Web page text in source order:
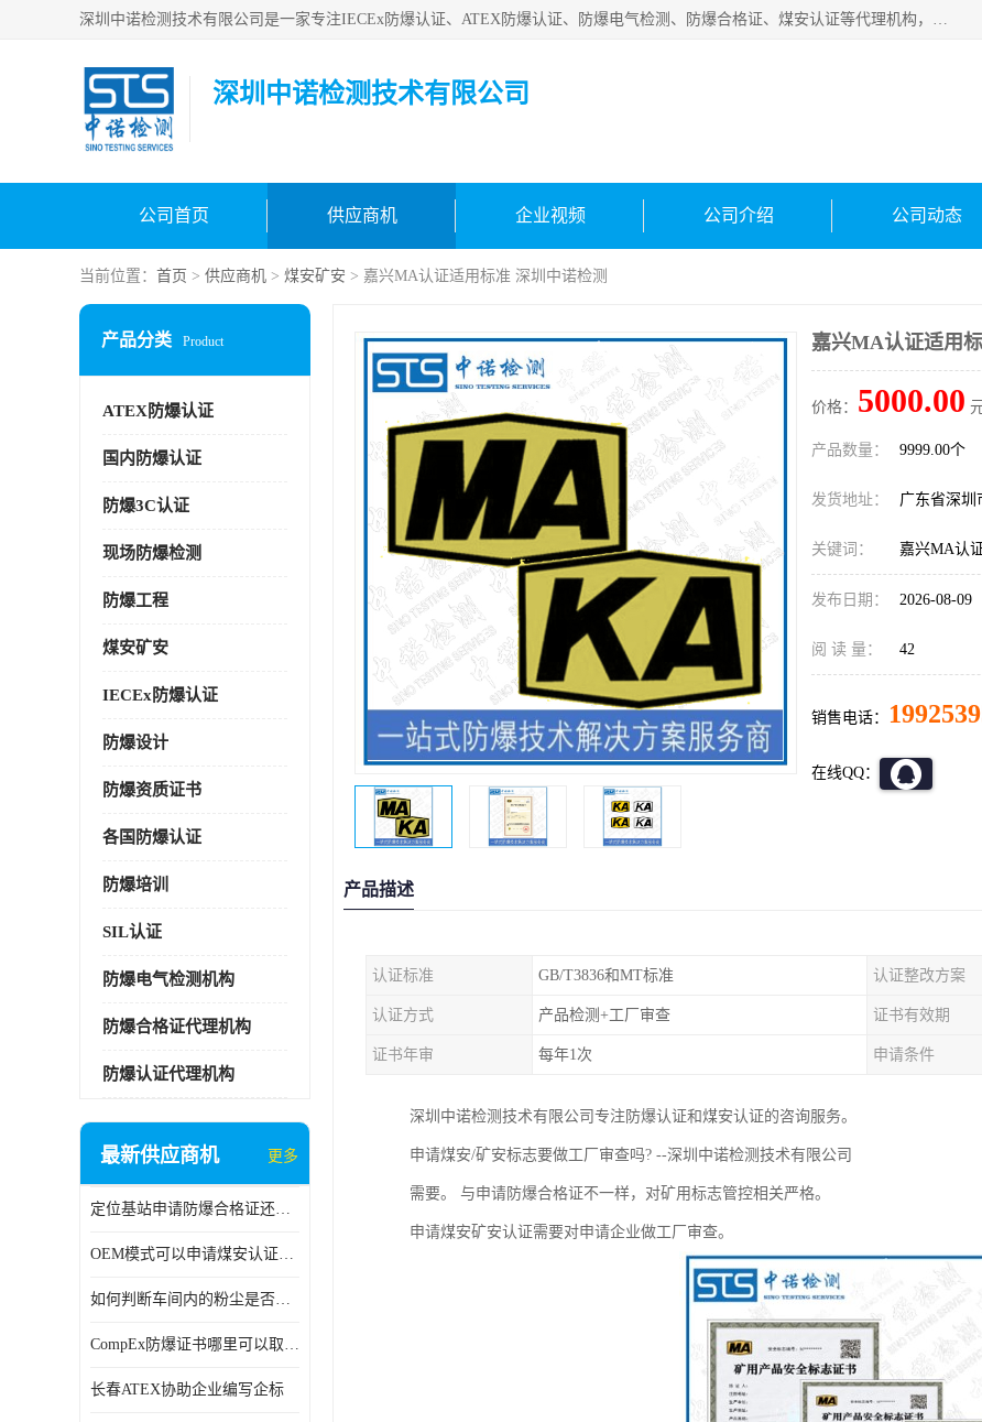
深圳中诺检测技术有限公司是一家专注IECEx防爆认证、ATEX防爆认证、防爆电气检测、防爆合格证、煤安认证等代理机构，可为客户提供从防爆设计、认证、现场检查、工程施工改造、培训等一站式服务。
深圳中诺检测技术有限公司
公司首页 供应商机 企业视频 公司介绍 公司动态
当前位置： 首页 > 供应商机 > 煤安矿安 > 嘉兴MA认证适用标准 深圳中诺检测
产品分类 Product
ATEX防爆认证
国内防爆认证
防爆3C认证
现场防爆检测
防爆工程
煤安矿安
IECEx防爆认证
防爆设计
防爆资质证书
各国防爆认证
防爆培训
SIL认证
防爆电气检测机构
防爆合格证代理机构
防爆认证代理机构
最新供应商机 更多
定位基站申请防爆合格证还是防爆3C认证呢？
OEM模式可以申请煤安认证吗？
如何判断车间内的粉尘是否为爆炸性粉尘？
CompEx防爆证书哪里可以取得？
长春ATEX协助企业编写企标
嘉兴MA认证适用
价格： 5000.00
产品数量： 9999.00个
发货地址： 广东省深圳
关键词： 嘉兴MA认
发布日期： 2026-08-09
阅 读 量： 42
销售电话：
在线QQ：
产品描述
认证标准 GB/T3836和MT标准 认证整改方案
认证方式 产品检测+工厂审查 证书有效期
证书年审 每年1次 申请条件
深圳中诺检测技术有限公司专注防爆认证和煤安认证的咨询服务。
申请煤安/矿安标志要做工厂审查吗? --深圳中诺检测技术有限公司
需要。 与申请防爆合格证不一样，对矿用标志管控相关严格。
申请煤安矿安认证需要对申请企业做工厂审查。